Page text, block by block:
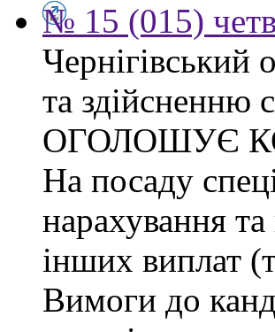
№ 15 (015)
та здійсненню
ОГОЛОШУЄ
На посаду
нарахування
інших виплат
Вимоги до